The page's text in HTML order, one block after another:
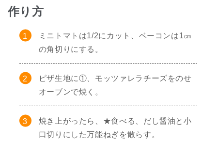
作り方
ミニトマトは1/2にカット、ベーコンは1㎝
の角切りにする。
ピザ生地に①、モッツァレラチーズをのせ
オーブンで焼く。
焼き上がったら、★食べる、だし醤油と小
口切りにした万能ねぎを散らす。